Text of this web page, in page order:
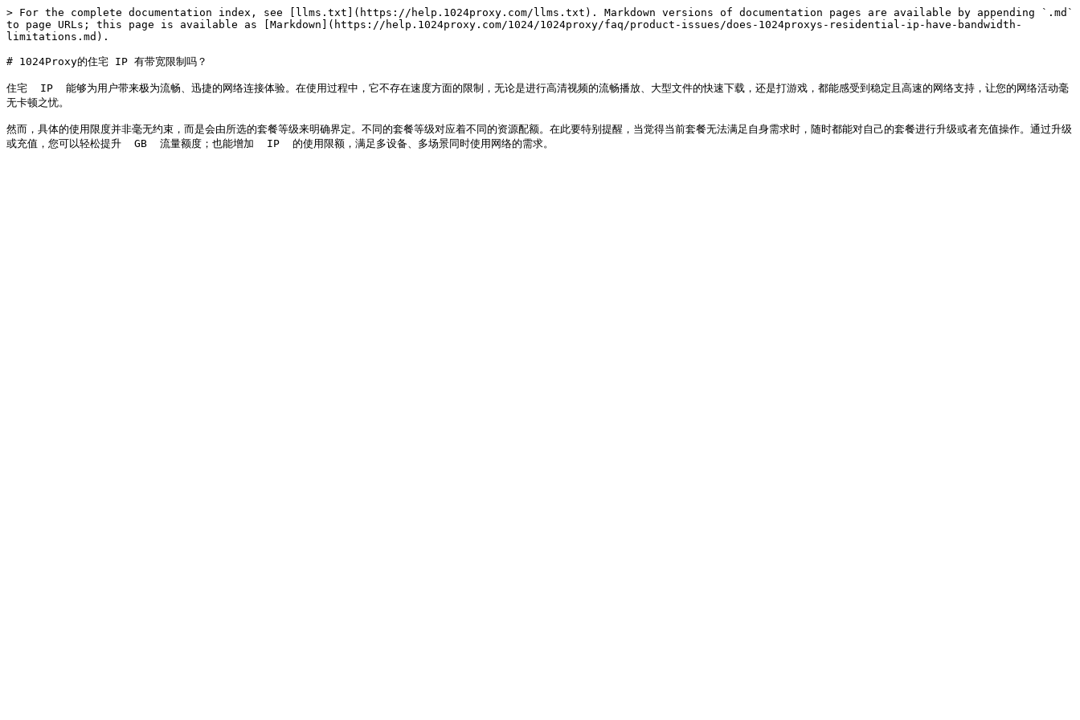
> For the complete documentation index, see [llms.txt](https://help.1024proxy.com/llms.txt). Markdown versions of documentation pages are available by appending `.md`
to page URLs; this page is available as [Markdown](https://help.1024proxy.com/1024/1024proxy/faq/product-issues/does-1024proxys-residential-ip-have-bandwidth-
limitations.md).
# 1024Proxy的住宅 IP 有带宽限制吗？
住宅  IP  能够为用户带来极为流畅、迅捷的网络连接体验。在使用过程中，它不存在速度方面的限制，无论是进行高清视频的流畅播放、大型文件的快速下载，还是打游戏，都能感受到稳定且高速的网络支持，让您的网络活动毫
无卡顿之忧。
然而，具体的使用限度并非毫无约束，而是会由所选的套餐等级来明确界定。不同的套餐等级对应着不同的资源配额。在此要特别提醒，当觉得当前套餐无法满足自身需求时，随时都能对自己的套餐进行升级或者充值操作。通过升级